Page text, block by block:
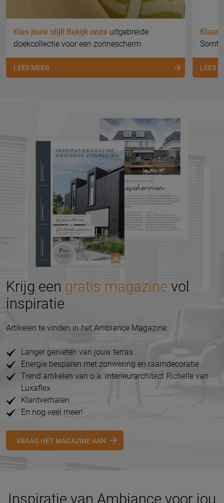
Kies jouw stijl! Bekijk onze uitgebreide
doekcollectie voor een zonnescherm
LEES MEER
Klaar
LEES
Krijg een gratis magazine vol
inspiratie
Artikelen te vinden in het Ambiance Magazine:
Langer genieten van jouw terras
Energie besparen met zonwering en raamdecoratie
Trend artikelen van o.a. interieurarchitect Richelle van
Luxaflex
Klantverhalen
En nog veel meer!
VRAAG HET MAGAZINE AAN
Inspiratie van Ambiance voor jou